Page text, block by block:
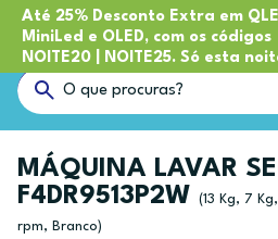
Até 25% Desconto Extra em
MiniLed e OLED, com os códigos
NOITE20 | NOITE25. Só esta
MÁQUINA LAVAR
F4DR9513P2W
(13 Kg, 7
rpm, Branco)